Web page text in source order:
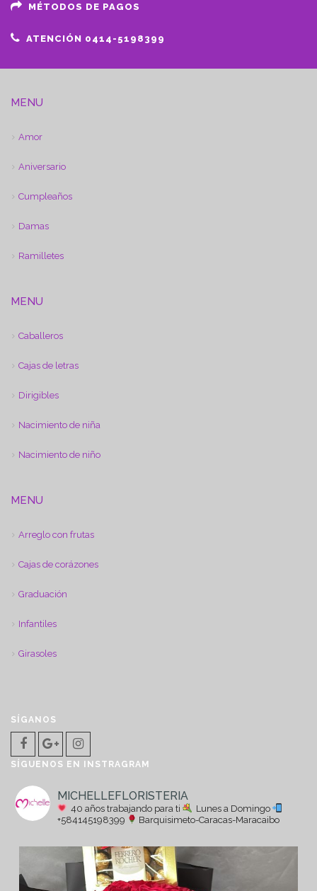
MÉTODOS DE PAGOS
ATENCIÓN 0414-5198399
MENU
Amor
Aniversario
Cumpleaños
Damas
Ramilletes
MENU
Caballeros
Cajas de letras
Dirigibles
Nacimiento de niña
Nacimiento de niño
MENU
Arreglo con frutas
Cajas de corázones
Graduación
Infantiles
Girasoles
SÍGANOS
SÍGUENOS EN INSTRAGRAM
MICHELLEFLORISTERIA
40 años trabajando para ti
Lunes a Domingo
+584145198399
Barquisimeto-Caracas-Maracaibo